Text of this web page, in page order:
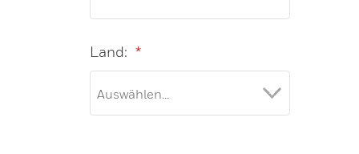
*
Land: